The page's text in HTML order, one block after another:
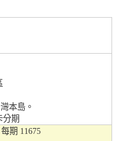
本島。
分期
每期 11675
、第一銀行、華南銀行、
、富邦銀行、國泰世華、
、匯豐銀行、華泰銀行、
銀行、聯邦銀行、遠東商
銀行、玉山銀行、凱基銀
銀行、安泰銀行、中國信
商銀
、第一銀行、華南銀行、
、富邦銀行、國泰世華、
、匯豐銀行、華泰銀行、
銀行、聯邦銀行、遠東商